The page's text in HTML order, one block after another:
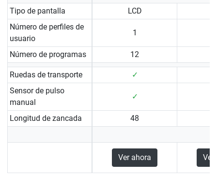
Tipo de pantalla
LCD
Número de perfiles de
usuario
1
Número de programas 12
Ruedas de transporte ✓
Sensor de pulso
manual
✓
Longitud de zancada 48
Ver ahora Ver